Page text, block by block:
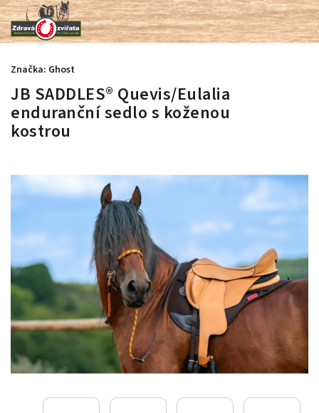
JB SADDLES® Quevis/Eulalia
enduranční sedlo s koženou
kostrou
Značka: Ghost